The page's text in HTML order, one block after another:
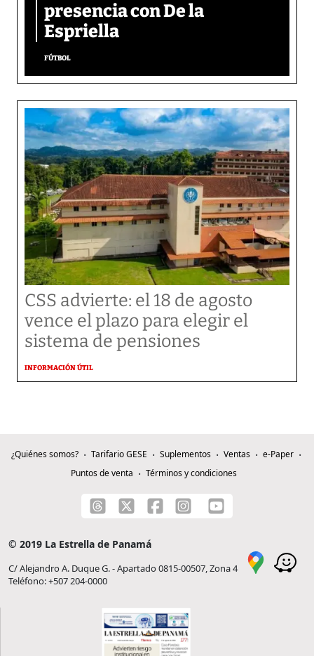
presencia con De la
Espriella
FÚTBOL
CSS advierte: el 18 de agosto
vence el plazo para elegir el
sistema de pensiones
INFORMACIÓN ÚTIL
¿Quiénes somos? Tarifario GESE Suplementos Ventas
e-Paper
Puntos de venta
Términos y condiciones
© 2019 La Estrella de Panamá
C/ Alejandro A. Duque G. - Apartado 0815-00507, Zona 4
Teléfono: +507 204-0000